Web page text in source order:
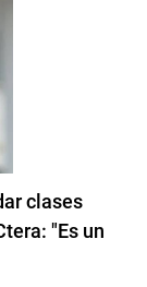
clases
"Es un